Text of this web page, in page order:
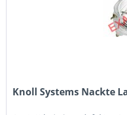
Knoll Systems Nackte